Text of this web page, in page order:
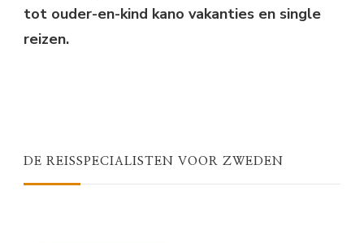
tot ouder-en-kind kano vakanties en single
reizen.
DE REISSPECIALISTEN VOOR ZWEDEN